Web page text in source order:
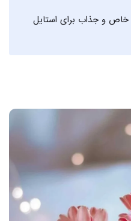
خاص و جذاب برای استایل